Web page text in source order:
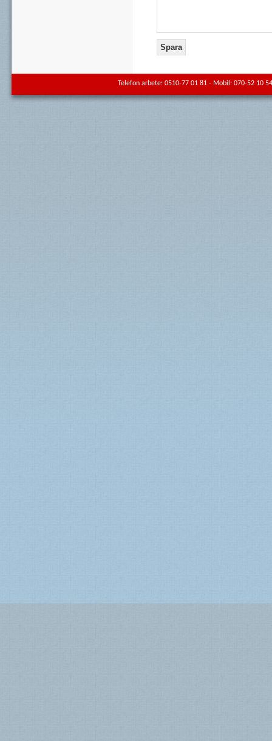
Telefon arbete: 0510-77 01 81 - Mobil: 070-52 10